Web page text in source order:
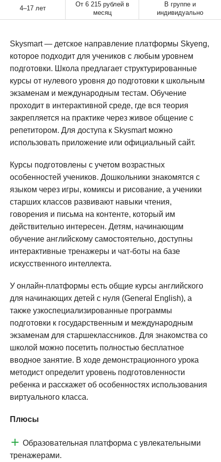
4–17 лет
От 6 215 рублей в
месяц
В группе и
индивидуально
Skysmart — детское направление платформы Skyeng,
которое подходит для учеников с любым уровнем
подготовки. Школа предлагает структурированные
курсы от нулевого уровня до подготовки к школьным
экзаменам и международным тестам. Обучение
проходит в интерактивной среде, где вся теория
закрепляется на практике через живое общение с
репетитором. Для доступа к Skysmart можно
использовать приложение или официальный сайт.
Курсы подготовлены с учетом возрастных
особенностей учеников. Дошкольники знакомятся с
языком через игры, комиксы и рисование, а ученики
старших классов развивают навыки чтения,
говорения и письма на контенте, который им
действительно интересен. Детям, начинающим
обучение английскому самостоятельно, доступны
интерактивные тренажеры и чат-боты на базе
искусственного интеллекта.
У онлайн-платформы есть общие курсы английского
для начинающих детей с нуля (General English), а
также узкоспециализированные программы
подготовки к государственным и международным
экзаменам для старшеклассников. Для знакомства со
школой можно посетить полностью бесплатное
вводное занятие. В ходе демонстрационного урока
методист определит уровень подготовленности
ребенка и расскажет об особенностях использования
виртуального класса.
Плюсы
Образовательная платформа с увлекательными
тренажерами.